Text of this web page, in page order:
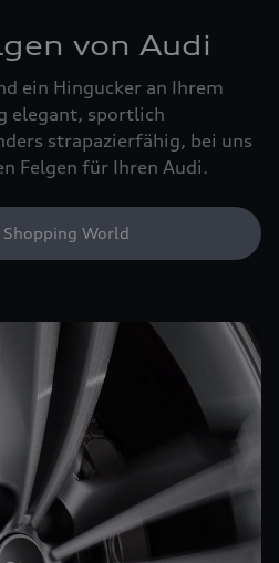
von Audi
ein Hingucker an Ihrem
elegant, sportlich
strapazierfähig, bei uns
Felgen für Ihren Audi.
World